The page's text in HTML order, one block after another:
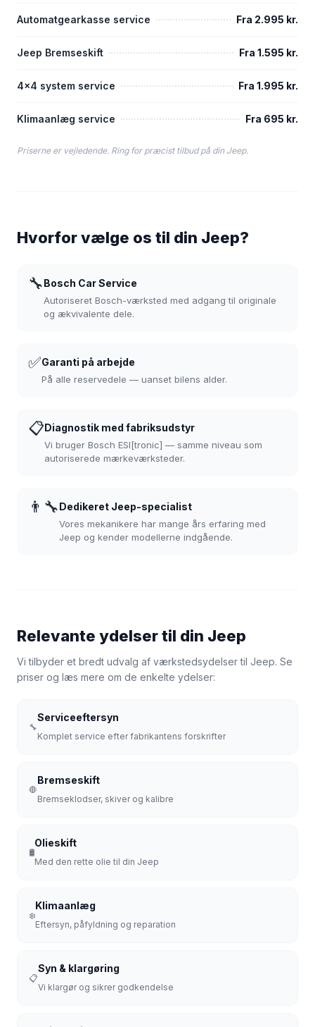
Automatgearkasse service Fra 2.995 kr.
Jeep Bremseskift Fra 1.595 kr.
4x4 system service Fra 1.995 kr.
Klimaanlæg service Fra 695 kr.
Priserne er vejledende. Ring for præcist tilbud på din Jeep.
Hvorfor vælge os til din Jeep?
🔧Bosch Car Service
Autoriseret Bosch-værksted med adgang til originale
og ækvivalente dele.
✅Garanti på arbejde
På alle reservedele — uanset bilens alder.
📋Diagnostik med fabriksudstyr
Vi bruger Bosch ESI[tronic] — samme niveau som
autoriserede mærkeværksteder.
👨‍🔧Dedikeret Jeep-specialist
Vores mekanikere har mange års erfaring med
Jeep og kender modellerne indgående.
Relevante ydelser til din Jeep
Vi tilbyder et bredt udvalg af værkstedsydelser til Jeep. Se
priser og læs mere om de enkelte ydelser:
🔧
Serviceeftersyn
Komplet service efter fabrikantens forskrifter
🛑
Bremseskift
Bremseklodser, skiver og kalibre
🛢️
Olieskift
Med den rette olie til din Jeep
❄️
Klimaanlæg
Eftersyn, påfyldning og reparation
📋
Syn & klargøring
Vi klargør og sikrer godkendelse